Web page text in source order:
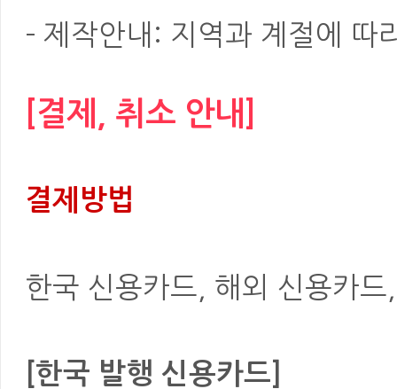
- 제작안내: 지역과 계절에 따
[결제, 취소 안내]
결제방법
한국 신용카드, 해외 신용카
[한국 발행 신용카드]